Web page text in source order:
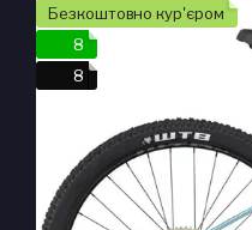
Безкоштовно кур'єром
8
8